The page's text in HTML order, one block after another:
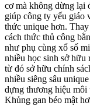
cơ mà không dừng lại
giúp công ty yếu giáo
thức unique hơn.
cách thức thủ công
như phụ cùng xổ số
nhiều học sinh sở hữu
từ đó sở hữu chính
nhiều siêng sâu
dựng thương hiệu môi
Khủng gan béo mật